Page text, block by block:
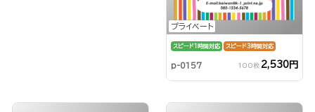
プライベート
スピード1時間対応 スピード3時間対応
p-0157 100枚 2,530円